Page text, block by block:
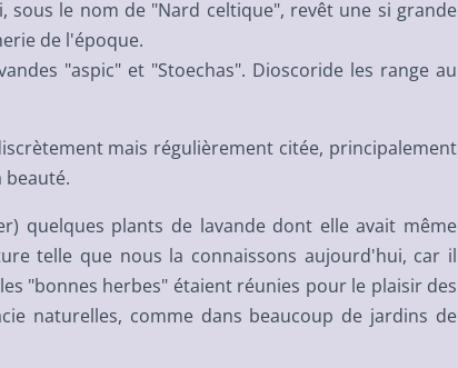
sous le nom de "Nard celtique", revêt une si grande
de l'époque.
"aspic" et "Stoechas". Dioscoride les range au
mais régulièrement citée, principalement
beauté.
quelques plants de lavande dont elle avait même
telle que nous la connaissons aujourd'hui, car il
"bonnes herbes" étaient réunies pour le plaisir des
naturelles, comme dans beaucoup de jardins de